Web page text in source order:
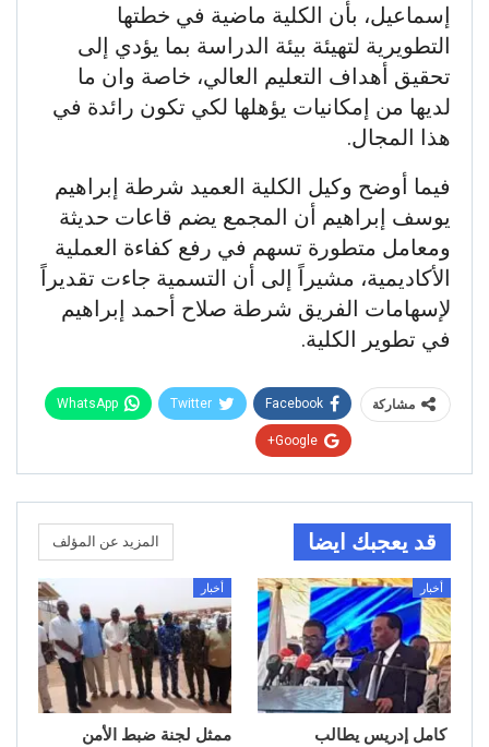
إسماعيل، بأن الكلية ماضية في خطتها
التطويرية لتهيئة بيئة الدراسة بما يؤدي إلى
تحقيق أهداف التعليم العالي، خاصة وان ما
لديها من إمكانيات يؤهلها لكي تكون رائدة في
هذا المجال.
فيما أوضح وكيل الكلية العميد شرطة إبراهيم
يوسف إبراهيم أن المجمع يضم قاعات حديثة
ومعامل متطورة تسهم في رفع كفاءة العملية
الأكاديمية، مشيراً إلى أن التسمية جاءت تقديراً
لإسهامات الفريق شرطة صلاح أحمد إبراهيم
في تطوير الكلية.
مشاركة Facebook
Twitter
WhatsApp
Google+
قد يعجبك ايضا المزيد عن المؤلف
أخبار
كامل إدريس يطالب
أخبار
ممثل لجنة ضبط الأمن